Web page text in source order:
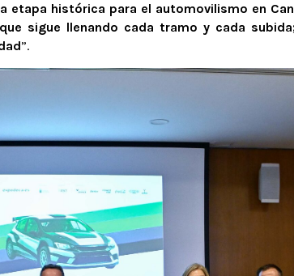
etapa histórica para el automovilismo en
sigue llenando cada tramo y cada
”.